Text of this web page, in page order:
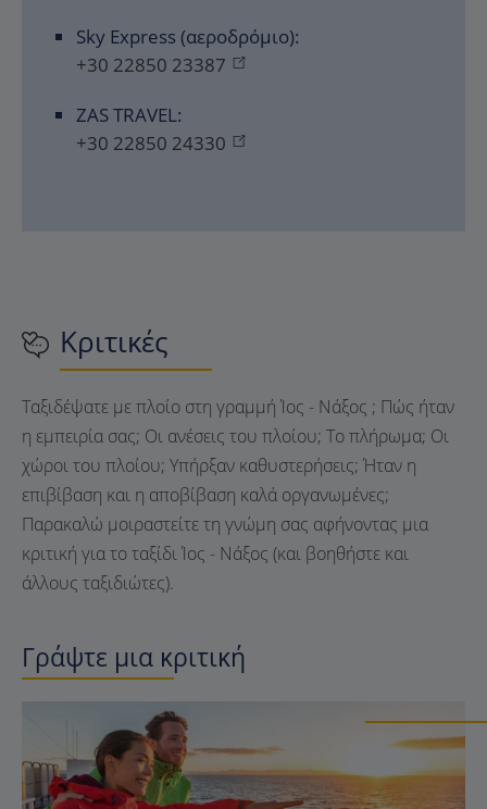
Sky Express (αεροδρόμιο):
+30 22850 23387
ZAS TRAVEL:
+30 22850 24330
Κριτικές
Ταξιδέψατε με πλοίο στη γραμμή Ίος - Νάξος ; Πώς ήταν
η εμπειρία σας; Οι ανέσεις του πλοίου; Το πλήρωμα; Οι
χώροι του πλοίου; Υπήρξαν καθυστερήσεις; Ήταν η
επιβίβαση και η αποβίβαση καλά οργανωμένες;
Παρακαλώ μοιραστείτε τη γνώμη σας αφήνοντας μια
κριτική για το ταξίδι Ίος - Νάξος (και βοηθήστε και
άλλους ταξιδιώτες).
Γράψτε μια κριτική